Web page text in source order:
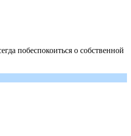
побеспокоиться о собственной